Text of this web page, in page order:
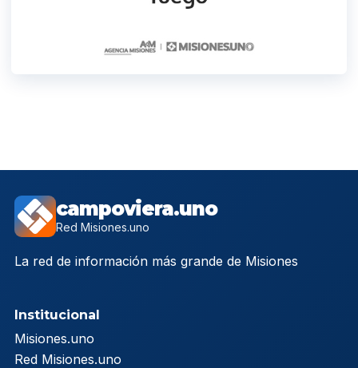
campoviera.uno
Red Misiones.uno
La red de información más grande de Misiones
Institucional
Misiones.uno
Red Misiones.uno